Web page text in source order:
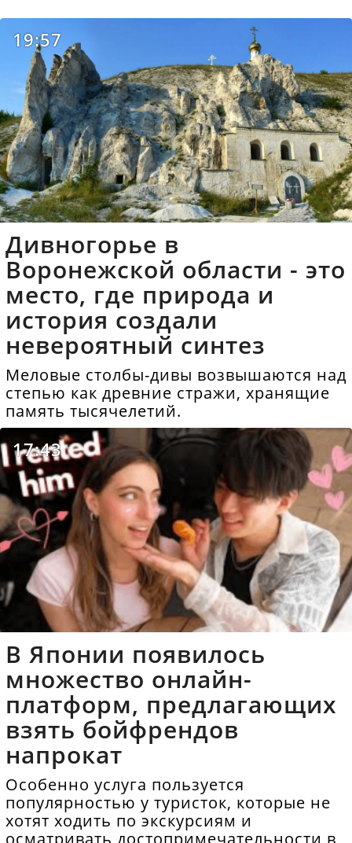
19:57
Дивногорье в
Воронежской области - это
место, где природа и
история создали
невероятный синтез
Меловые столбы-дивы возвышаются над
степью как древние стражи, хранящие
память тысячелетий.
17:43
В Японии появилось
множество онлайн-
платформ, предлагающих
взять бойфрендов
напрокат
Особенно услуга пользуется
популярностью у туристок, которые не
хотят ходить по экскурсиям и
осматривать достопримечательности в